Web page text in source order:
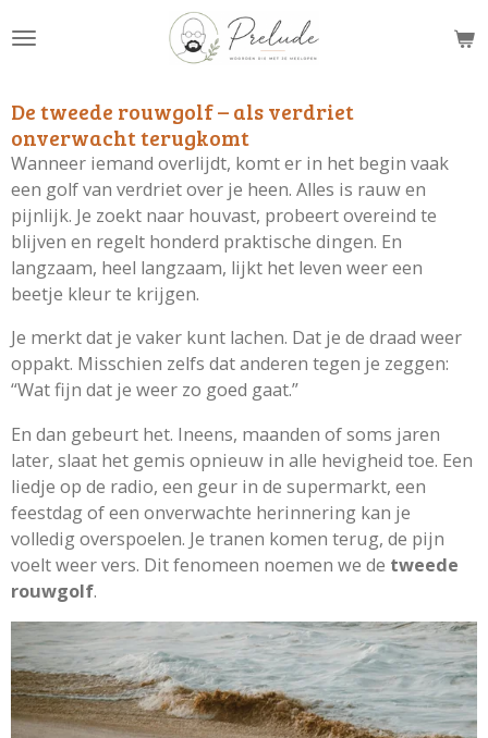
direct
de
hoofdinhoud
De tweede rouwgolf – als verdriet
onverwacht terugkomt
Wanneer iemand overlijdt, komt er in het begin vaak
een golf van verdriet over je heen. Alles is rauw en
pijnlijk. Je zoekt naar houvast, probeert overeind te
blijven en regelt honderd praktische dingen. En
langzaam, heel langzaam, lijkt het leven weer een
beetje kleur te krijgen.
Je merkt dat je vaker kunt lachen. Dat je de draad weer
oppakt. Misschien zelfs dat anderen tegen je zeggen:
“Wat fijn dat je weer zo goed gaat.”
En dan gebeurt het. Ineens, maanden of soms jaren
later, slaat het gemis opnieuw in alle hevigheid toe. Een
liedje op de radio, een geur in de supermarkt, een
feestdag of een onverwachte herinnering kan je
volledig overspoelen. Je tranen komen terug, de pijn
voelt weer vers. Dit fenomeen noemen we de tweede
rouwgolf.